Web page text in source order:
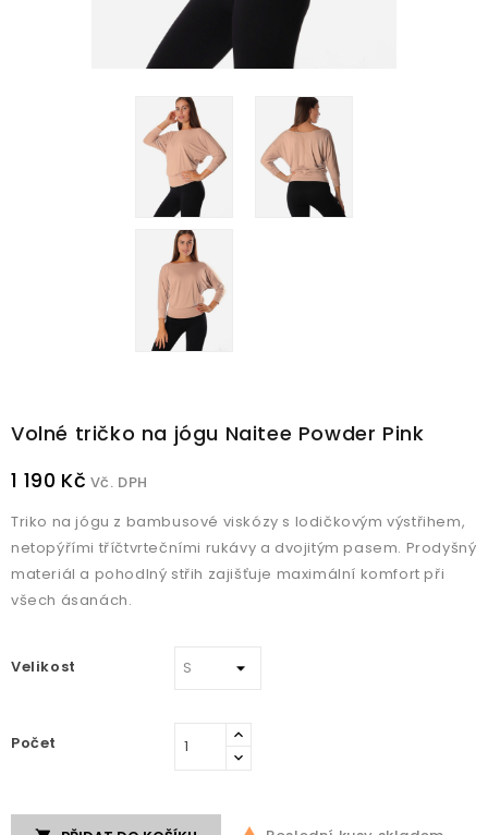
Volné tričko na jógu Naitee Powder Pink
1 190 Kč Vč. DPH
Triko na jógu z bambusové viskózy s lodičkovým výstřihem,
netopýřími tříčtvrtečními rukávy a dvojitým pasem. Prodyšný
materiál a pohodlný střih zajišťuje maximální komfort při
všech ásanách.
Velikost
Počet